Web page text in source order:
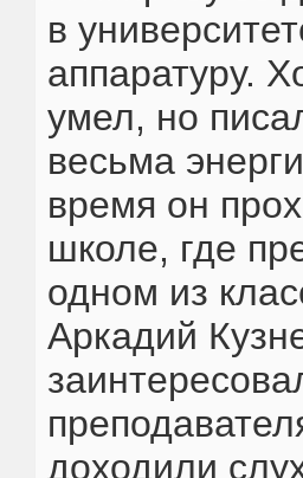
в
аппаратуру.
умел, но
весьма
время он
школе, где
одном из
Аркадий
доходили